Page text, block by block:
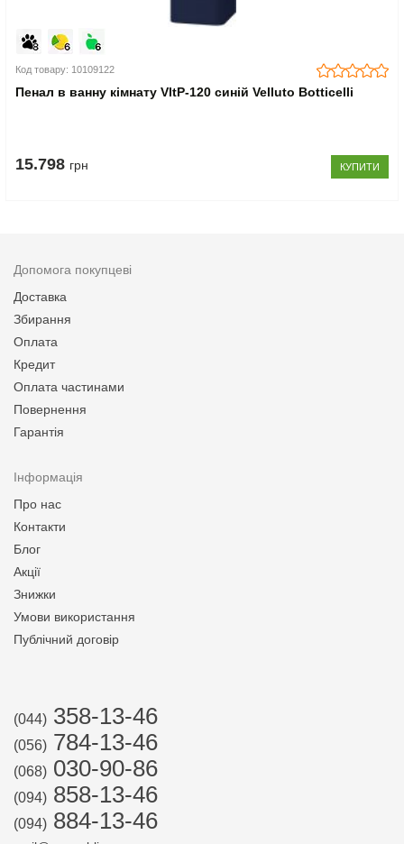
Код товару: 10109122
Пенал в ванну кімнату VltP-120 синій Velluto Botticelli
15.798 грн КУПИТИ
Допомога покупцеві
Доставка
Збирання
Оплата
Кредит
Оплата частинами
Повернення
Гарантія
Інформація
Про нас
Контакти
Блог
Акції
Знижки
Умови використання
Публічний договір
(044) 358-13-46
(056) 784-13-46
(068) 030-90-86
(094) 858-13-46
(094) 884-13-46